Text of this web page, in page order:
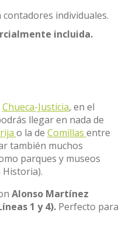
individuales.
incluida.
Chueca-Justicia, en el
llegar en nada de
o la de Comillas entre
también muchos
parques y museos
Historia).
Alonso Martínez
1 y 4). Perfecto para